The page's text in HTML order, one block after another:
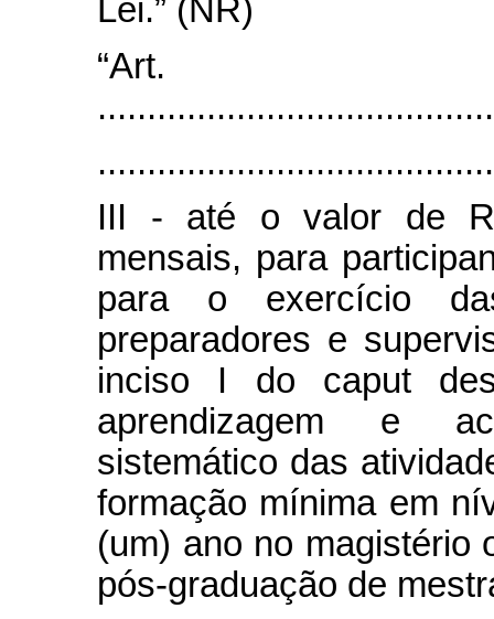
Lei.” (NR)
III - até o valor de
mensais, para
para o exercício
preparadores e
inciso I do caput
aprendizagem e
sistemático das
formação mínima em
(um) ano no magistério
pós-graduação de